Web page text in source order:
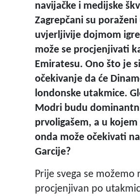
navijačke i medijske
Zagrepčani su
uvjerljivije dojmom
može se procjenjivati
Emiratesu. Ono što je
očekivanje da će
londonske utakmice.
Modri budu
prvoligašem, a u
onda može očekivati
Garcije?
Prije svega se
procjenjivan po